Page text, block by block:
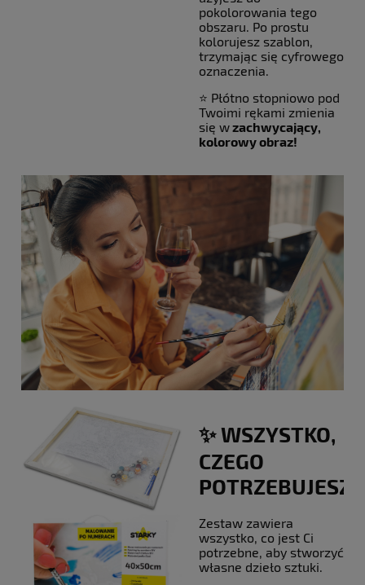
pokolorowania tego
obszaru. Po prostu
kolorujesz szablon,
trzymając się cyfrowego
oznaczenia.
⭐ Płótno stopniowo pod
Twoimi rękami zmienia
się wzachwycający,
kolorowy obraz!
✨ WSZYSTKO,
CZEGO
POTRZEBUJESZ!
Zestaw zawiera
wszystko, co jest Ci
potrzebne, aby stworzyć
własne dzieło sztuki.